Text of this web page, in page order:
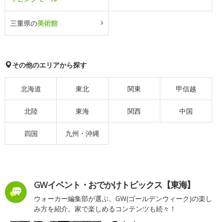
三重県の美術館
その他のエリアから探す
北海道 東北 関東 甲信越
北陸 東海 関西 中国
四国 九州・沖縄
GWイベント・おでかけトピックス【東海】
ウォーカー編集部が選ぶ、GW(ゴールデンウィーク)の楽し
み方を紹介。家で楽しめるコンテンツも続々！